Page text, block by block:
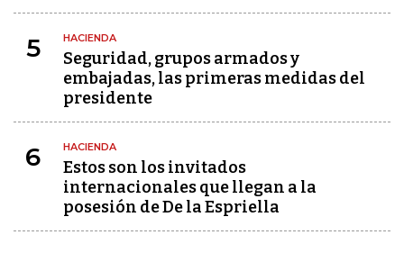
5 HACIENDA
Seguridad, grupos armados y
embajadas, las primeras medidas del
presidente
6 HACIENDA
Estos son los invitados
internacionales que llegan a la
posesión de De la Espriella